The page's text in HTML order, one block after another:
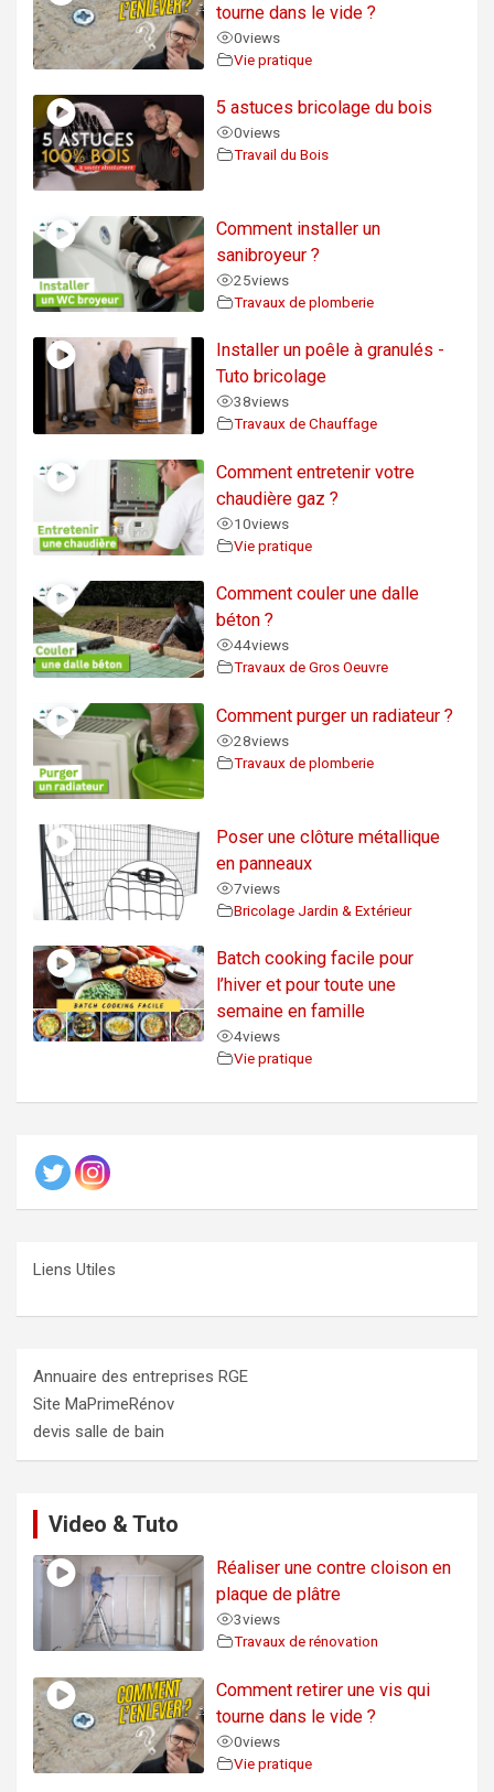
tourne dans le vide ?
0views
Vie pratique
5 astuces bricolage du bois
0views
Travail du Bois
Comment installer un
sanibroyeur ?
25views
Travaux de plomberie
Installer un poêle à granulés -
Tuto bricolage
38views
Travaux de Chauffage
Comment entretenir votre
chaudière gaz ?
10views
Vie pratique
Comment couler une dalle
béton ?
44views
Travaux de Gros Oeuvre
Comment purger un radiateur ?
28views
Travaux de plomberie
Poser une clôture métallique
en panneaux
7views
Bricolage Jardin & Extérieur
Batch cooking facile pour
l’hiver et pour toute une
semaine en famille
4views
Vie pratique
Liens Utiles
Annuaire des entreprises RGE
Site MaPrimeRénov
devis salle de bain
Video & Tuto
Réaliser une contre cloison en
plaque de plâtre
3views
Travaux de rénovation
Comment retirer une vis qui
tourne dans le vide ?
0views
Vie pratique